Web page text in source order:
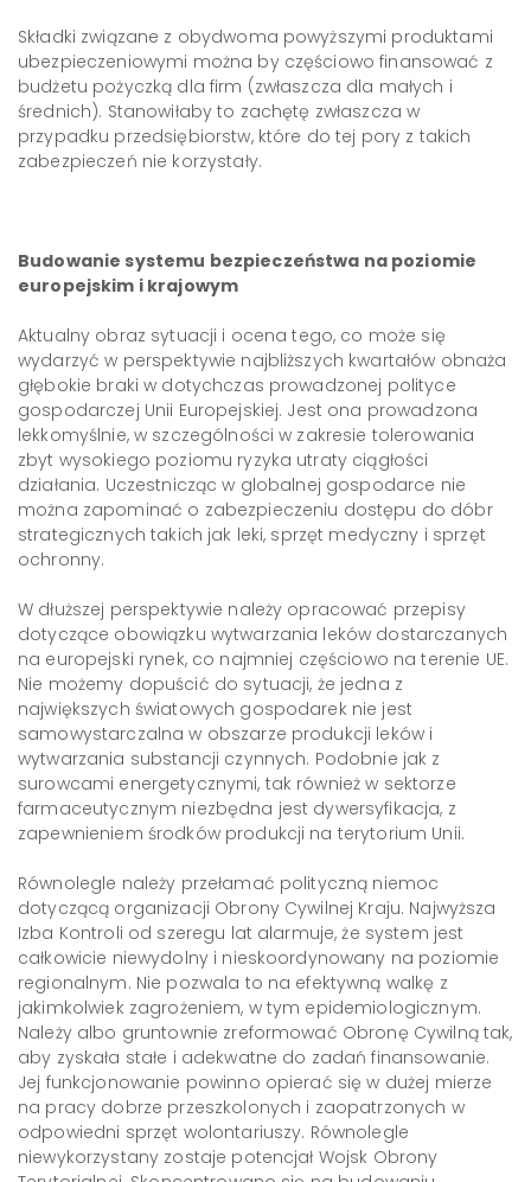
Składki związane z obydwoma powyższymi produktami
ubezpieczeniowymi można by częściowo finansować z
budżetu pożyczką dla firm (zwłaszcza dla małych i
średnich). Stanowiłaby to zachętę zwłaszcza w
przypadku przedsiębiorstw, które do tej pory z takich
zabezpieczeń nie korzystały.
Budowanie systemu bezpieczeństwa na poziomie
europejskim i krajowym
Aktualny obraz sytuacji i ocena tego, co może się
wydarzyć w perspektywie najbliższych kwartałów obnaża
głębokie braki w dotychczas prowadzonej polityce
gospodarczej Unii Europejskiej. Jest ona prowadzona
lekkomyślnie, w szczególności w zakresie tolerowania
zbyt wysokiego poziomu ryzyka utraty ciągłości
działania. Uczestnicząc w globalnej gospodarce nie
można zapominać o zabezpieczeniu dostępu do dóbr
strategicznych takich jak leki, sprzęt medyczny i sprzęt
ochronny.
W dłuższej perspektywie należy opracować przepisy
dotyczące obowiązku wytwarzania leków dostarczanych
na europejski rynek, co najmniej częściowo na terenie UE.
Nie możemy dopuścić do sytuacji, że jedna z
największych światowych gospodarek nie jest
samowystarczalna w obszarze produkcji leków i
wytwarzania substancji czynnych. Podobnie jak z
surowcami energetycznymi, tak również w sektorze
farmaceutycznym niezbędna jest dywersyfikacja, z
zapewnieniem środków produkcji na terytorium Unii.
Równolegle należy przełamać polityczną niemoc
dotyczącą organizacji Obrony Cywilnej Kraju. Najwyższa
Izba Kontroli od szeregu lat alarmuje, że system jest
całkowicie niewydolny i nieskoordynowany na poziomie
regionalnym. Nie pozwala to na efektywną walkę z
jakimkolwiek zagrożeniem, w tym epidemiologicznym.
Należy albo gruntownie zreformować Obronę Cywilną tak,
aby zyskała stałe i adekwatne do zadań finansowanie.
Jej funkcjonowanie powinno opierać się w dużej mierze
na pracy dobrze przeszkolonych i zaopatrzonych w
odpowiedni sprzęt wolontariuszy. Równolegle
niewykorzystany zostaje potencjał Wojsk Obrony